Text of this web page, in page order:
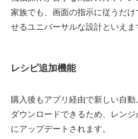
家族でも、画面の指示に従うだ
せるユニバーサルな設計といえま
レシピ追加機能
購入後もアプリ経由で新しい自
ダウンロードできるため、レン
にアップデートされます。